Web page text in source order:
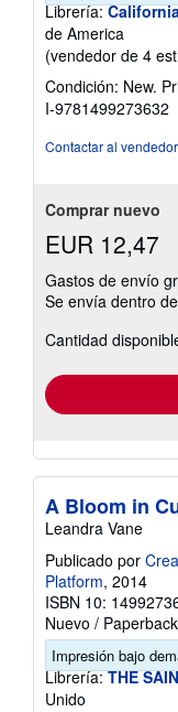
Librería:
de America
(vendedor de 4
Condición: New.
I-9781499273632
Contactar al vendedor
Comprar nuevo
EUR 12,47
Gastos de envío
Se envía dentro
Cantidad
A Bloom in
Leandra Vane
Publicado por
Platform, 2014
ISBN 10:
Nuevo /
Impresión bajo
Librería: THE
Unido